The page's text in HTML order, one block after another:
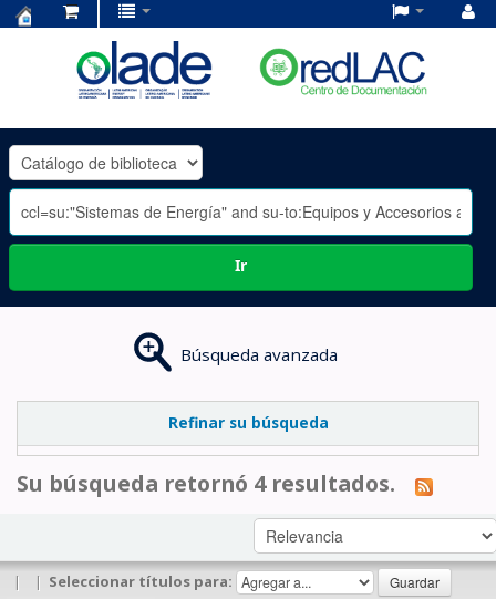
OLADE
-
Ir
Búsqueda avanzada
Refinar su búsqueda
Su búsqueda retornó 4 resultados.
| | Seleccionar títulos para: